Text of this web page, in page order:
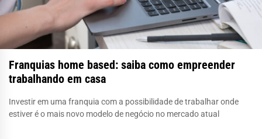
Franquias home based: saiba como empreender
trabalhando em casa
Investir em uma franquia com a possibilidade de trabalhar onde
estiver é o mais novo modelo de negócio no mercado atual